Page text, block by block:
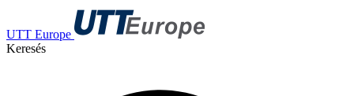
UTT Europe
Keresés